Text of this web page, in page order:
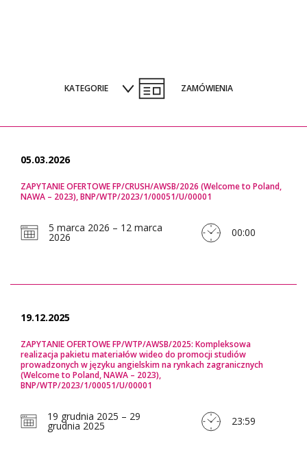
ZAMÓWIENIA
KATEGORIE
05.03.2026
ZAPYTANIE OFERTOWE FP/CRUSH/AWSB/2026 (Welcome to Poland,
NAWA – 2023), BNP/WTP/2023/1/00051/U/00001
5 marca 2026 – 12 marca
2026 00:00
19.12.2025
ZAPYTANIE OFERTOWE FP/WTP/AWSB/2025: Kompleksowa
realizacja pakietu materiałów wideo do promocji studiów
prowadzonych w języku angielskim na rynkach zagranicznych
(Welcome to Poland, NAWA – 2023),
BNP/WTP/2023/1/00051/U/00001
19 grudnia 2025 – 29
grudnia 2025 23:59